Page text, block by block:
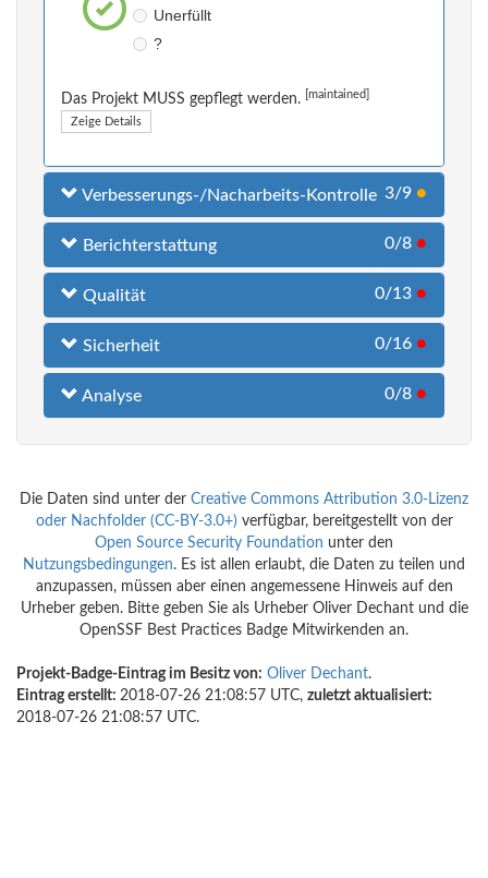
Unerfüllt
?
Das Projekt MUSS gepflegt werden. [maintained]
Zeige Details
Verbesserungs-/Nacharbeits-Kontrolle 3/9 ●
Berichterstattung 0/8 ●
Qualität 0/13 ●
Sicherheit 0/16 ●
Analyse 0/8 ●
Die Daten sind unter der Creative Commons Attribution 3.0-Lizenz
oder Nachfolder (CC-BY-3.0+) verfügbar, bereitgestellt von der
Open Source Security Foundation unter den
Nutzungsbedingungen. Es ist allen erlaubt, die Daten zu teilen und
anzupassen, müssen aber einen angemessene Hinweis auf den
Urheber geben. Bitte geben Sie als Urheber Oliver Dechant und die
OpenSSF Best Practices Badge Mitwirkenden an.
Projekt-Badge-Eintrag im Besitz von: Oliver Dechant.
Eintrag erstellt: 2018-07-26 21:08:57 UTC, zuletzt aktualisiert:
2018-07-26 21:08:57 UTC.